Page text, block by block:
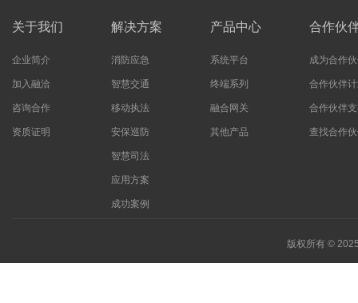
关于我们
企业简介
加入融洽
咨询合作
资质证明
解决方案
消防应急
智慧交通
移动执法
安保巡防
智慧司法
应用方案
成功案例
产品中心
系统平台
终端系列
融合网关
其他产品
合作伙
成为合作
合作伙伴
合作伙伴
查找合作
版权所有 ©